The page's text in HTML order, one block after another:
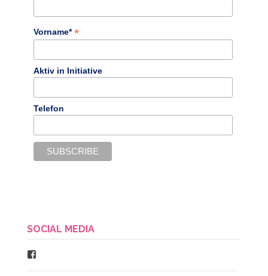
Vorname**
Aktiv in Initiative
Telefon
SOCIAL MEDIA
Facebook